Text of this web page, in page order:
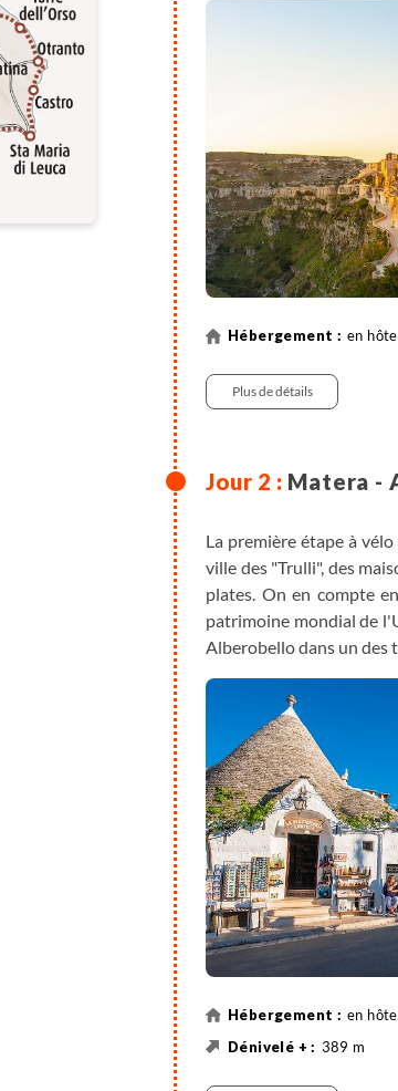
en
Plus de détails
Matera -
La première étape à
ville des "Trulli", des
plates. On en compte
patrimoine mondial de
Alberobello dans un des
En alternative afin de
pouvons proposer un
étape plus courte (37km
en
389 m